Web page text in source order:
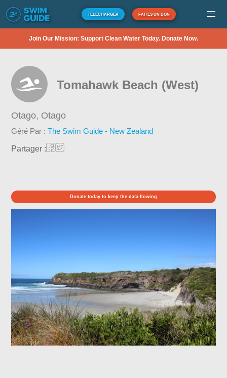
TÉLÉCHARGER FAITES UN DON
Join Our Mission: Support Clean Water Today. Donate Now.
Tomahawk Beach (West)
Otago, Otago
Géré Par :The Swim Guide - New Zealand
Partager :
Donate today to keep the data flowing